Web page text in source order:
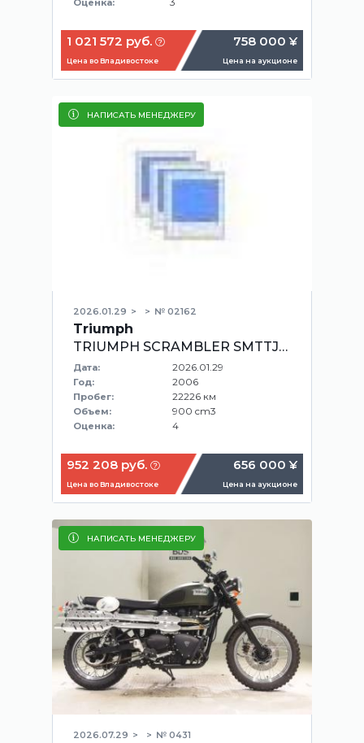
Оценка:
1 021 572 руб.
Цена во Владивостоке
758 000 ¥
Цена на аукционе
НАПИСАТЬ МЕНЕДЖЕРУ
2026.01.29 № 02162
Triumph
TRIUMPH SCRAMBLER SMTTJ917
Дата: 2026.01.29
Год: 2006
Пробег: 22226 км
Объем: 900 cm3
Оценка: 4
952 208 руб.
Цена во Владивостоке
656 000 ¥
Цена на аукционе
НАПИСАТЬ МЕНЕДЖЕРУ
2026.07.29 № 0431